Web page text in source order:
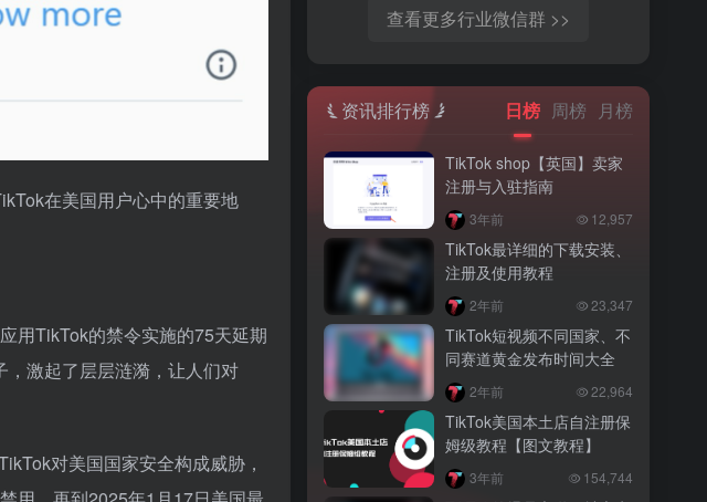
在美国用户心中的重要地
用TikTok的禁令实施的75天延期
激起了层层涟漪，让人们对
对美国国家安全构成威胁，
查看更多行业微信群 >>
资讯排行榜 日榜 周榜 月榜
TikTok shop【英国】卖家
注册与入驻指南
3年前 12,957
TikTok最详细的下载安装、
注册及使用教程
2年前 23,347
TikTok短视频不同国家、不
同赛道黄金发布时间大全
2年前 22,964
TikTok美国本土店自注册保
姆级教程【图文教程】
3年前 154,744